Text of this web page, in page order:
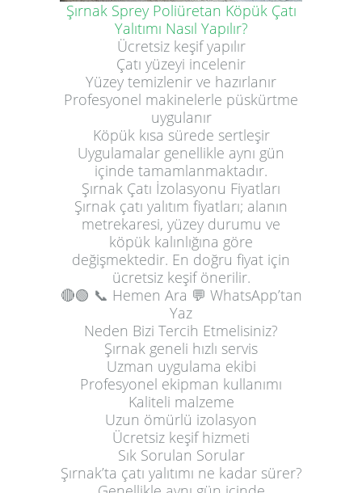
Şırnak Sprey Poliüretan Köpük Çatı
Yalıtımı Nasıl Yapılır?
Ücretsiz keşif yapılır
Çatı yüzeyi incelenir
Yüzey temizlenir ve hazırlanır
Profesyonel makinelerle püskürtme
uygulanır
Köpük kısa sürede sertleşir
Uygulamalar genellikle aynı gün
içinde tamamlanmaktadır.
Şırnak Çatı İzolasyonu Fiyatları
Şırnak çatı yalıtım fiyatları; alanın
metrekaresi, yüzey durumu ve
köpük kalınlığına göre
değişmektedir. En doğru fiyat için
ücretsiz keşif önerilir.
🔴🟢 📞 Hemen Ara 💬 WhatsApp’tan
Yaz
Neden Bizi Tercih Etmelisiniz?
Şırnak geneli hızlı servis
Uzman uygulama ekibi
Profesyonel ekipman kullanımı
Kaliteli malzeme
Uzun ömürlü izolasyon
Ücretsiz keşif hizmeti
Sık Sorulan Sorular
Şırnak’ta çatı yalıtımı ne kadar sürer?